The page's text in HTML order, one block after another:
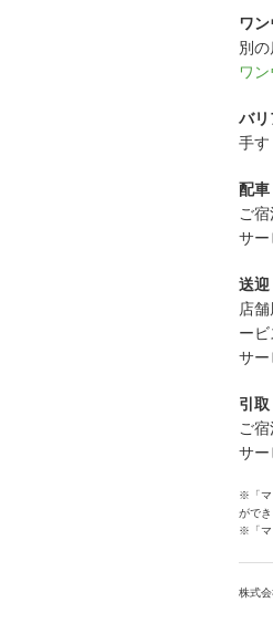
ワ
別
ワ
バリ
手す
配車
ご
サー
送迎
店
ー
サー
引取
ご
サー
※「マ
がで
※「マ
株式